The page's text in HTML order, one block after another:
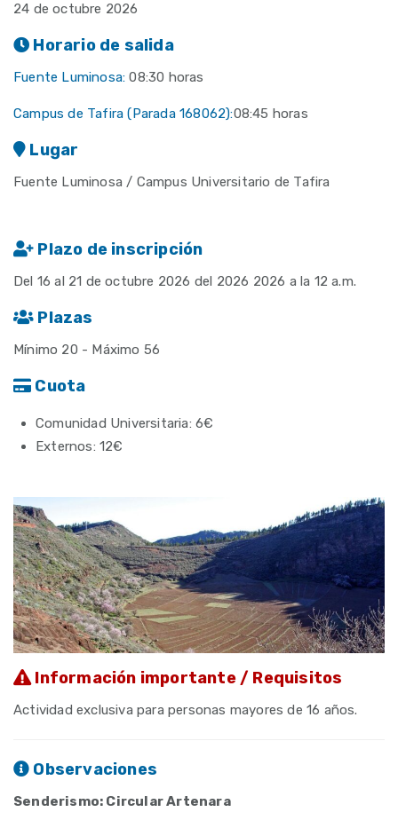
24 de octubre 2026
Horario de salida
Fuente Luminosa:08:30 horas
Campus de Tafira (Parada 168062):08:45 horas
Lugar
Fuente Luminosa / Campus Universitario de Tafira
Plazo de inscripción
Del 16 al 21 de octubre 2026 del 2026 2026 a la 12 a.m.
Plazas
Mínimo 20 - Máximo 56
Cuota
Comunidad Universitaria: 6€
Externos: 12€
Información importante / Requisitos
Actividad exclusiva para personas mayores de 16 años.
Observaciones
Senderismo: Circular Artenara